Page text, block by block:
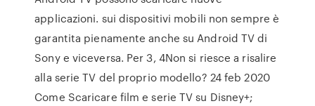
applicazioni. sui dispositivi mobili non sempre è
garantita pienamente anche su Android TV di
Sony e viceversa. Per 3, 4Non si riesce a risalire
alla serie TV del proprio modello? 24 feb 2020
Come Scaricare film e serie TV su Disney+;